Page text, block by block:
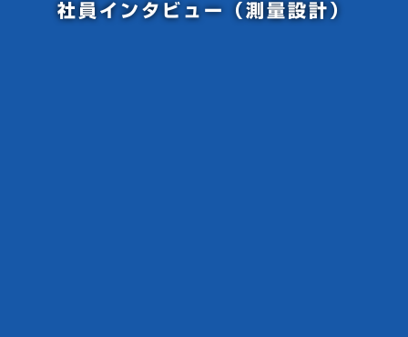
社員インタビュー（測量設計）